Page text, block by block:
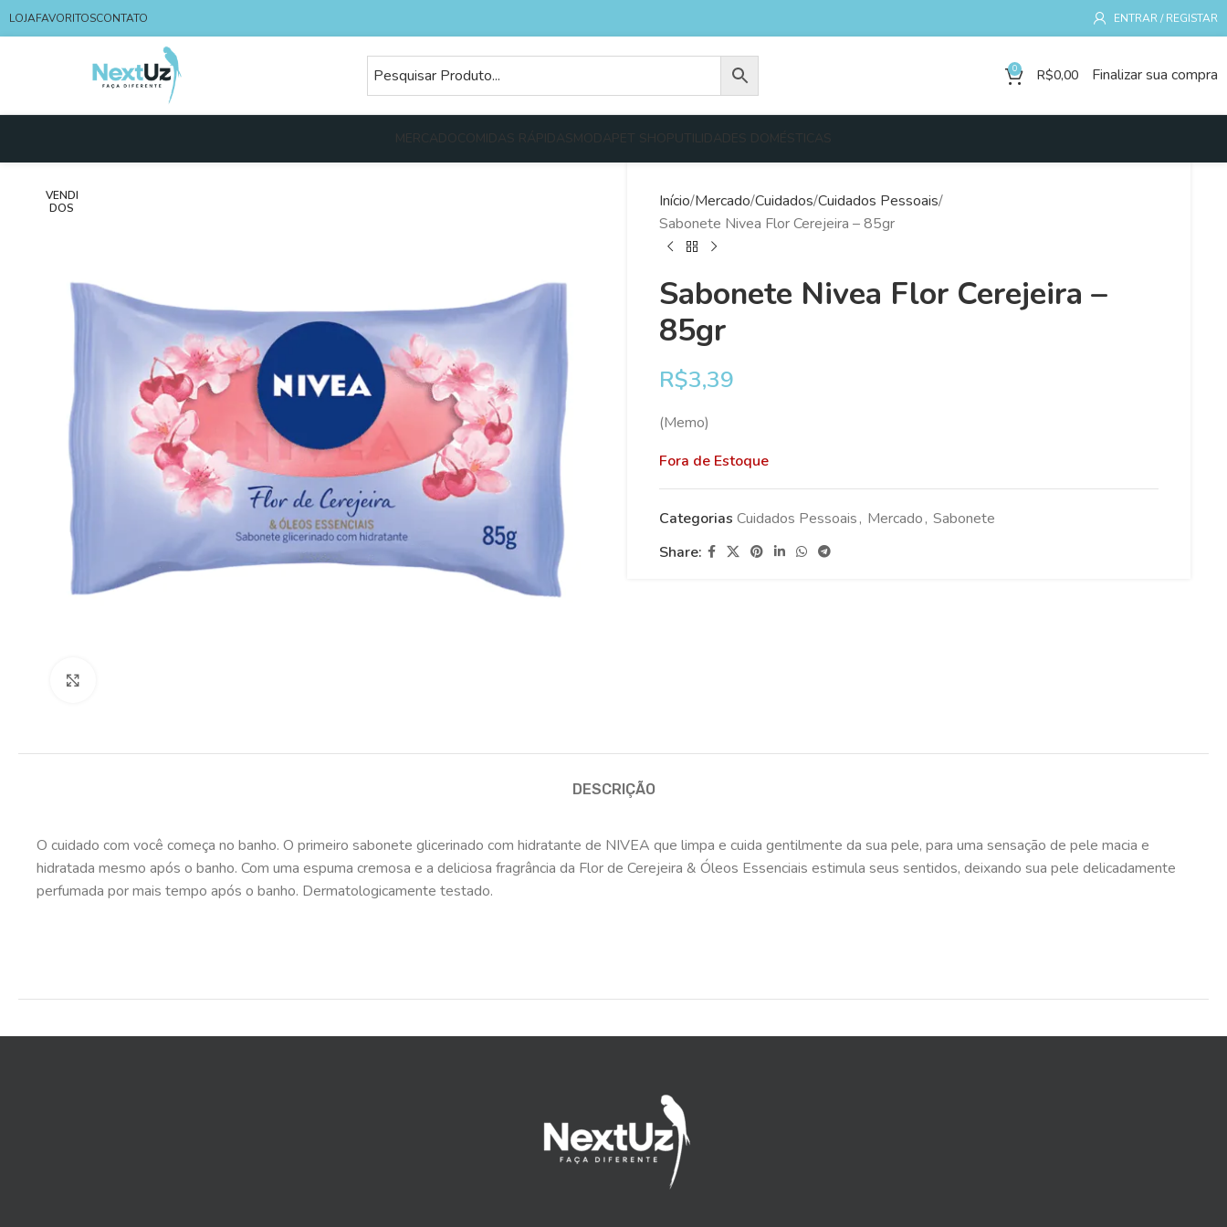
LOJAFAVORITOSCONTATO ENTRAR / REGISTAR
0 R$0,00 Finalizar sua compra
MERCADO COMIDAS RÁPIDAS MODAPET SHOP UTILIDADES DOMÉSTICAS
VENDI
DOS
Início Mercado Cuidados Cuidados Pessoais
Sabonete Nivea Flor Cerejeira – 85gr
Sabonete Nivea Flor Cerejeira –
85gr
R$3,39
(Memo)
Fora de Estoque
Categorias Cuidados Pessoais, Mercado, Sabonete
Share:
DESCRIÇÃO
O cuidado com você começa no banho. O primeiro sabonete glicerinado com hidratante de NIVEA que limpa e cuida gentilmente da sua pele, para uma sensação de pele macia e
hidratada mesmo após o banho. Com uma espuma cremosa e a deliciosa fragrância da Flor de Cerejeira & Óleos Essenciais estimula seus sentidos, deixando sua pele delicadamente
perfumada por mais tempo após o banho. Dermatologicamente testado.